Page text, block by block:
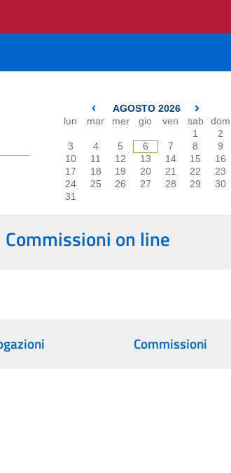
AGOSTO 2026
lun
mar mer gio ven sab
dom
1
2
3
4 5 6 7 8
9
10
11 12 13 14 15
16
17
18 19 20 21 22
23
24
25 26 27 28 29
30
31
Commissioni on line
Commissioni